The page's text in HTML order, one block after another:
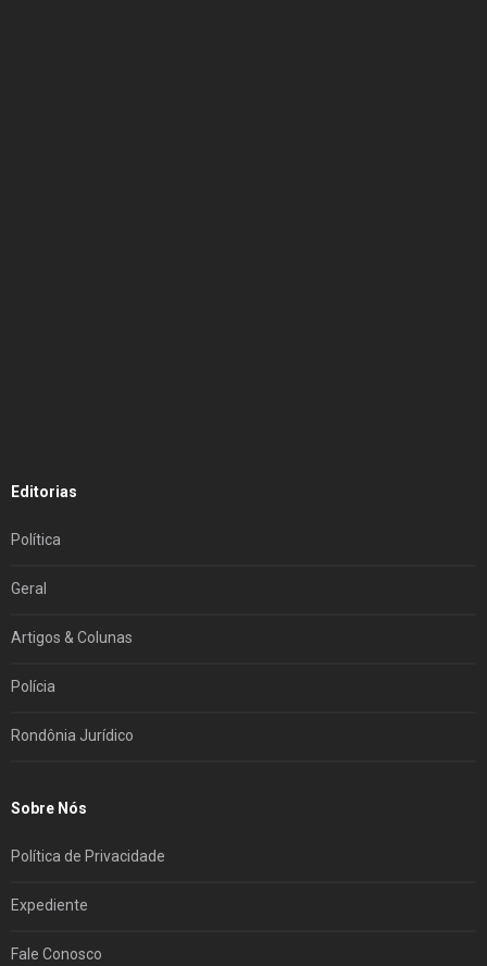
Editorias
Política
Geral
Artigos & Colunas
Polícia
Rondônia Jurídico
Sobre Nós
Política de Privacidade
Expediente
Fale Conosco